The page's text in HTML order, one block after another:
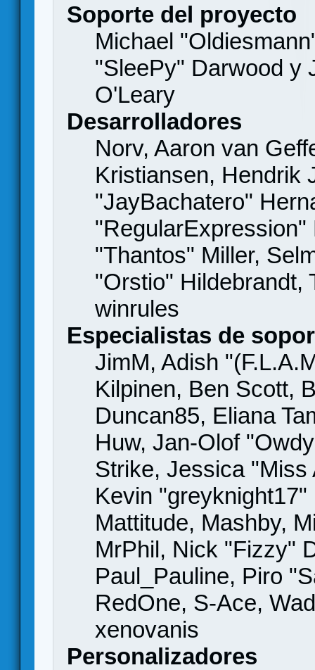
Soporte del proyecto
Michael
"SleePy" Darwood y
O'Leary
Desarrolladores
Norv, Aaron van
Kristiansen, Hendrik
"JayBachatero"
"Thantos" Miller,
"Orstio" Hildebrandt,
winrules
Especialistas de
JimM, Adish
Kilpinen, Ben Scott,
Duncan85, Eliana
Huw, Jan-Olof
Strike, Jessica
Kevin
Mattitude, Mashby,
MrPhil, Nick "Fizzy"
Paul_Pauline, Piro
RedOne, S-Ace,
xenovanis
Personalizadores